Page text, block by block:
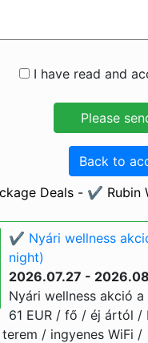
I have read and
Back to
Deals - ✔️ Rubin
✔️ Nyári wellness
night)
2026.07.27 -
Nyári wellness akció
61 EUR / fő / éj ártól /
/ ingyenes WiFi /